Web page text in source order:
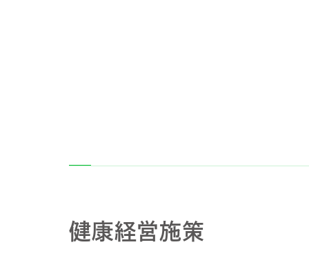
健康経営施策